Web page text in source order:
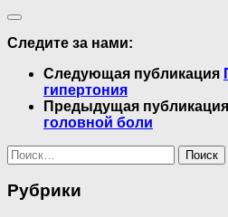
Следите за нами:
Следующая публикация
гипертония
Предыдущая публикация
головной боли
Найти:
Рубрики